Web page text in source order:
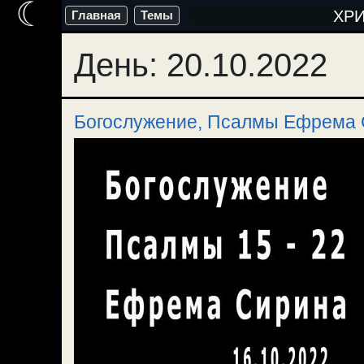
Перейти
содержимому
Главная Темы
День: 20.10.2022
Богослужение, Псалмы
☾